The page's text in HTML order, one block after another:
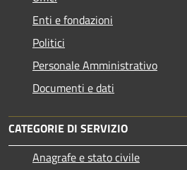
Enti e fondazioni
Politici
Personale Amministrativo
Documenti e dati
CATEGORIE DI SERVIZIO
Anagrafe e stato civile